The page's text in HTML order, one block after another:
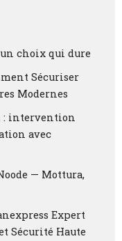
choix qui dure
Sécuriser
Modernes
: intervention
avec
— Mottura,
Expert
Sécurité Haute